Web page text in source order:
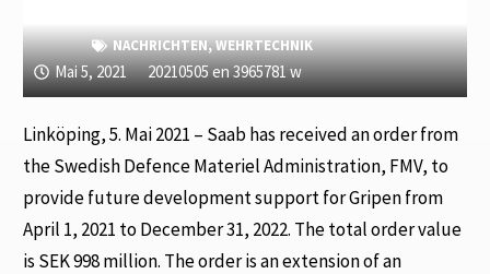
NACHRICHTEN,WEHRTECHNIK
Mai 5, 2021 20210505 en 3965781 w
Linköping, 5. Mai 2021 – Saab has received an order from
the Swedish Defence Materiel Administration, FMV, to
provide future development support for Gripen from
April 1, 2021 to December 31, 2022. The total order value
is SEK 998 million. The order is an extension of an